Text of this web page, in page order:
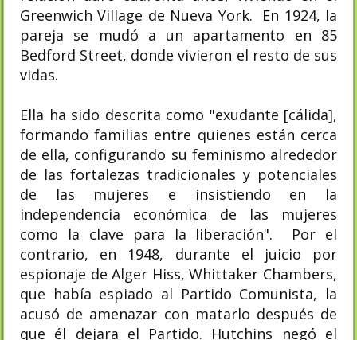
Greenwich Village de Nueva York. En 1924, la
pareja se mudó a un apartamento en 85
Bedford Street, donde vivieron el resto de sus
vidas.
Ella ha sido descrita como "exudante [cálida],
formando familias entre quienes están cerca
de ella, configurando su feminismo alrededor
de las fortalezas tradicionales y potenciales
de las mujeres e insistiendo en la
independencia económica de las mujeres
como la clave para la liberación". Por el
contrario, en 1948, durante el juicio por
espionaje de Alger Hiss, Whittaker Chambers,
que había espiado al Partido Comunista, la
acusó de amenazar con matarlo después de
que él dejara el Partido. Hutchins negó el